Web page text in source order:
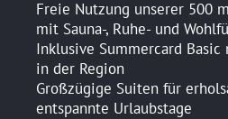
Freie Nutzung unserer 500
mit Sauna-, Ruhe- und
Inklusive Summercard
in der Region
Großzügige Suiten für
entspannte Urlaubstage